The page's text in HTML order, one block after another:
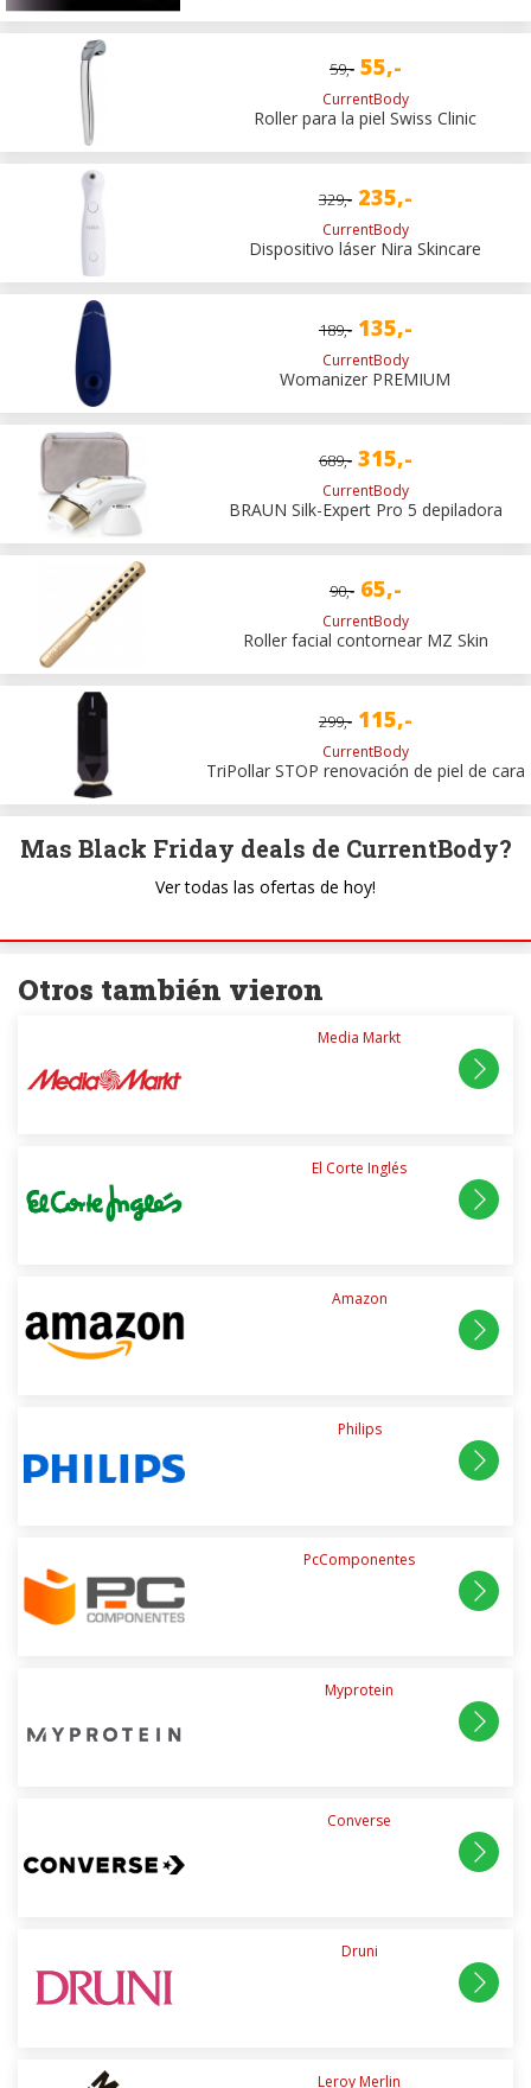
59,- 55,-
CurrentBody
Roller para la piel Swiss Clinic
329,- 235,-
CurrentBody
Dispositivo láser Nira Skincare
189,- 135,-
CurrentBody
Womanizer PREMIUM
689,- 315,-
CurrentBody
BRAUN Silk-Expert Pro 5 depiladora
90,- 65,-
CurrentBody
Roller facial contornear MZ Skin
299,- 115,-
CurrentBody
TriPollar STOP renovación de piel de cara
Mas Black Friday deals de CurrentBody?
Ver todas las ofertas de hoy!
Otros también vieron
Media Markt
El Corte Inglés
Amazon
Philips
PcComponentes
Myprotein
Converse
Druni
Leroy Merlin